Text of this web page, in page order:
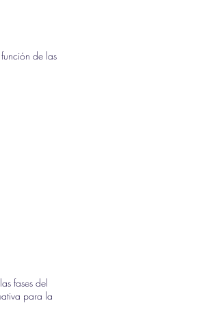
de las
fases del
para la